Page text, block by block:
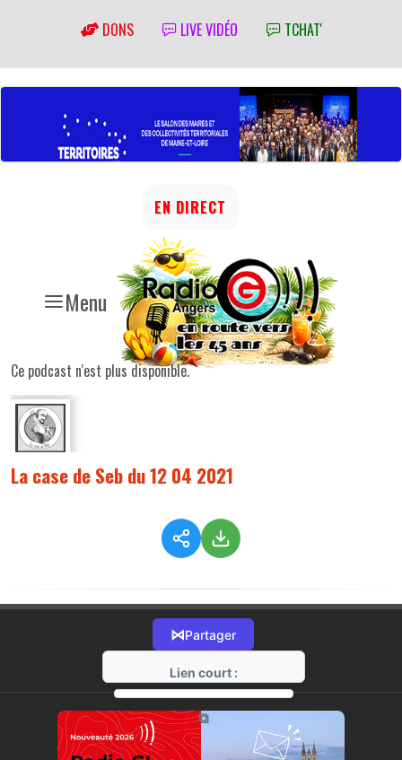
DONS LIVE VIDÉO TCHAT'
Menu
EN DIRECT
Ce podcast n'est plus disponible.
La case de Seb du 12 04 2021
⋈Partager
Lien court :
https://radio-g.fr?4293
⧉